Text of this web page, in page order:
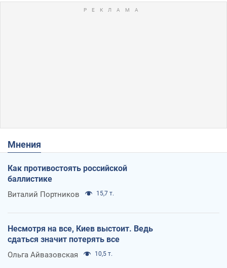
Мнения
Как противостоять российской
баллистике
Виталий Портников 15,7 т.
Несмотря на все, Киев выстоит. Ведь
сдаться значит потерять все
Ольга Айвазовская 10,5 т.